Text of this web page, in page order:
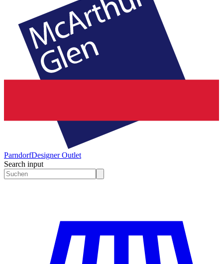
ParndorfDesigner Outlet
Search input